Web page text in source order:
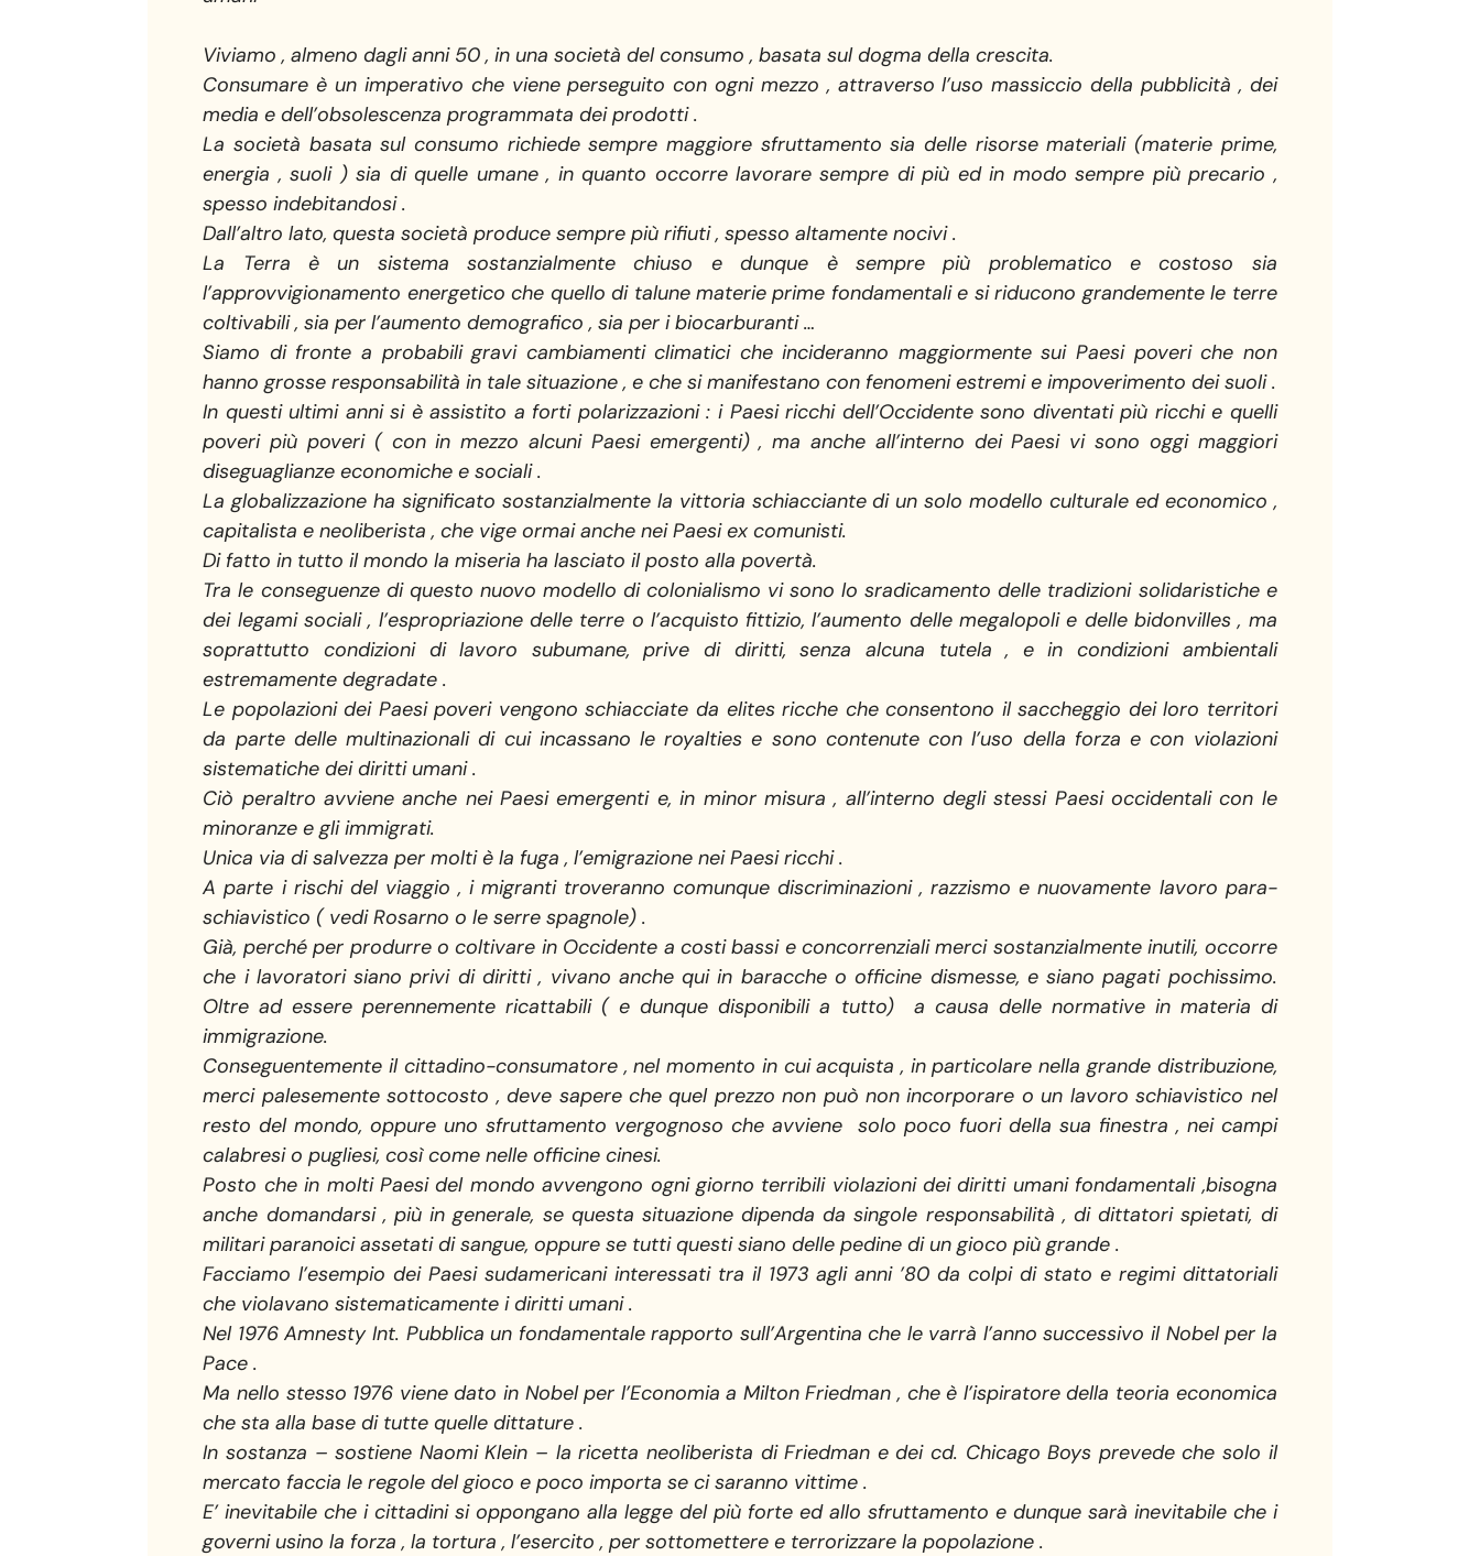
Viviamo , almeno dagli anni 50 , in una società del consumo , basata sul dogma della crescita.
Consumare è un imperativo che viene perseguito con ogni mezzo , attraverso l’uso massiccio della pubblicità , dei
media e dell’obsolescenza programmata dei prodotti .
La società basata sul consumo richiede sempre maggiore sfruttamento sia delle risorse materiali (materie prime,
energia , suoli ) sia di quelle umane , in quanto occorre lavorare sempre di più ed in modo sempre più precario ,
spesso indebitandosi .
Dall’altro lato, questa società produce sempre più rifiuti , spesso altamente nocivi .
La Terra è un sistema sostanzialmente chiuso e dunque è sempre più problematico e costoso sia
l’approvvigionamento energetico che quello di talune materie prime fondamentali e si riducono grandemente le terre
coltivabili , sia per l’aumento demografico , sia per i biocarburanti …
Siamo di fronte a probabili gravi cambiamenti climatici che incideranno maggiormente sui Paesi poveri che non
hanno grosse responsabilità in tale situazione , e che si manifestano con fenomeni estremi e impoverimento dei suoli .
In questi ultimi anni si è assistito a forti polarizzazioni : i Paesi ricchi dell’Occidente sono diventati più ricchi e quelli
poveri più poveri ( con in mezzo alcuni Paesi emergenti) , ma anche all’interno dei Paesi vi sono oggi maggiori
diseguaglianze economiche e sociali .
La globalizzazione ha significato sostanzialmente la vittoria schiacciante di un solo modello culturale ed economico ,
capitalista e neoliberista , che vige ormai anche nei Paesi ex comunisti.
Di fatto in tutto il mondo la miseria ha lasciato il posto alla povertà.
Tra le conseguenze di questo nuovo modello di colonialismo vi sono lo sradicamento delle tradizioni solidaristiche e
dei legami sociali , l’espropriazione delle terre o l’acquisto fittizio, l’aumento delle megalopoli e delle bidonvilles , ma
soprattutto condizioni di lavoro subumane, prive di diritti, senza alcuna tutela , e in condizioni ambientali
estremamente degradate .
Le popolazioni dei Paesi poveri vengono schiacciate da elites ricche che consentono il saccheggio dei loro territori
da parte delle multinazionali di cui incassano le royalties e sono contenute con l’uso della forza e con violazioni
sistematiche dei diritti umani .
Ciò peraltro avviene anche nei Paesi emergenti e, in minor misura , all’interno degli stessi Paesi occidentali con le
minoranze e gli immigrati.
Unica via di salvezza per molti è la fuga , l’emigrazione nei Paesi ricchi .
A parte i rischi del viaggio , i migranti troveranno comunque discriminazioni , razzismo e nuovamente lavoro para-
schiavistico ( vedi Rosarno o le serre spagnole) .
Già, perché per produrre o coltivare in Occidente a costi bassi e concorrenziali merci sostanzialmente inutili, occorre
che i lavoratori siano privi di diritti , vivano anche qui in baracche o officine dismesse, e siano pagati pochissimo.
Oltre ad essere perennemente ricattabili ( e dunque disponibili a tutto) a causa delle normative in materia di
immigrazione.
Conseguentemente il cittadino-consumatore , nel momento in cui acquista , in particolare nella grande distribuzione,
merci palesemente sottocosto , deve sapere che quel prezzo non può non incorporare o un lavoro schiavistico nel
resto del mondo, oppure uno sfruttamento vergognoso che avviene solo poco fuori della sua finestra , nei campi
calabresi o pugliesi, così come nelle officine cinesi.
Posto che in molti Paesi del mondo avvengono ogni giorno terribili violazioni dei diritti umani fondamentali ,bisogna
anche domandarsi , più in generale, se questa situazione dipenda da singole responsabilità , di dittatori spietati, di
militari paranoici assetati di sangue, oppure se tutti questi siano delle pedine di un gioco più grande .
Facciamo l’esempio dei Paesi sudamericani interessati tra il 1973 agli anni ’80 da colpi di stato e regimi dittatoriali
che violavano sistematicamente i diritti umani .
Nel 1976 Amnesty Int. Pubblica un fondamentale rapporto sull’Argentina che le varrà l’anno successivo il Nobel per la
Pace .
Ma nello stesso 1976 viene dato in Nobel per l’Economia a Milton Friedman , che è l’ispiratore della teoria economica
che sta alla base di tutte quelle dittature .
In sostanza – sostiene Naomi Klein – la ricetta neoliberista di Friedman e dei cd. Chicago Boys prevede che solo il
mercato faccia le regole del gioco e poco importa se ci saranno vittime .
E’ inevitabile che i cittadini si oppongano alla legge del più forte ed allo sfruttamento e dunque sarà inevitabile che i
governi usino la forza , la tortura , l’esercito , per sottomettere e terrorizzare la popolazione .